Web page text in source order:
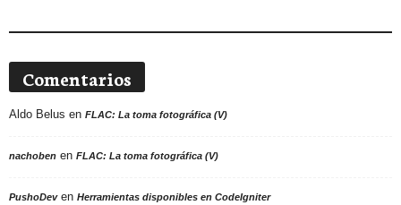
Comentarios
Aldo Belus en FLAC: La toma fotográfica (V)
nachoben en FLAC: La toma fotográfica (V)
PushoDeven Herramientas disponibles en CodeIgniter